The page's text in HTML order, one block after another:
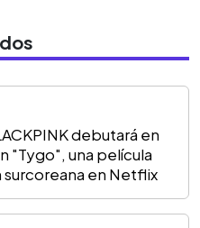
debutará en
"Tygo", una película
en Netflix